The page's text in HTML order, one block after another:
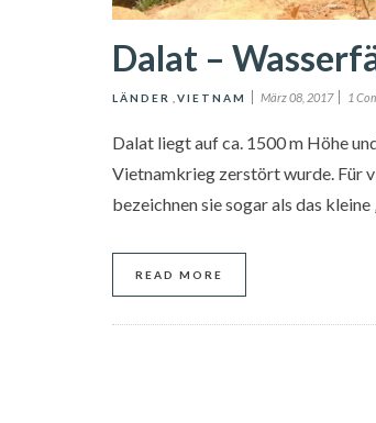
Dalat –
LÄNDER VIETNAM März 08, 2017 1
Dalat liegt auf ca. 1500 m Höhe
Vietnamkrieg zerstört wurde. Für
bezeichnen sie sogar als das kleine
READ MORE